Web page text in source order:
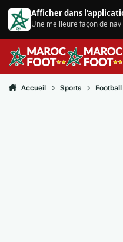
Aller au contenu
Afficher dans
Une meilleure façon de
Accueil Sports